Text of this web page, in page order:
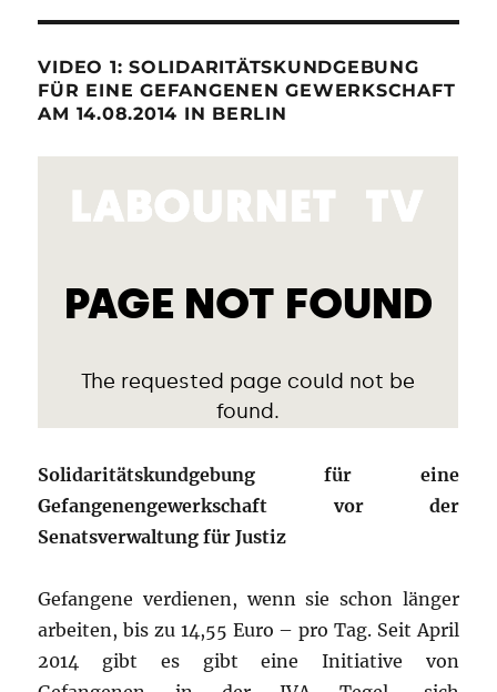
VIDEO 1: SOLIDARITÄTSKUNDGEBUNG
FÜR EINE GEFANGENEN GEWERKSCHAFT
AM 14.08.2014 IN BERLIN
Solidaritätskundgebung für eine
Gefangenengewerkschaft vor der
Senatsverwaltung für Justiz
Gefangene verdienen, wenn sie schon länger
arbeiten, bis zu 14,55 Euro – pro Tag. Seit April
2014 gibt es gibt eine Initiative von